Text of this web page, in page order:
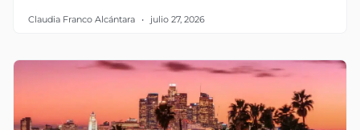
Claudia Franco Alcántara julio 27, 2026